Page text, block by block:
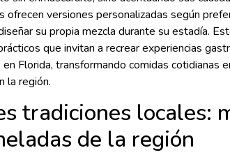
ofrecen versiones personalizadas según
su propia mezcla durante su estadía.
que invitan a recrear experiencias
en Florida, transformando comidas cotidianas
la región.
tradiciones locales:
de la región